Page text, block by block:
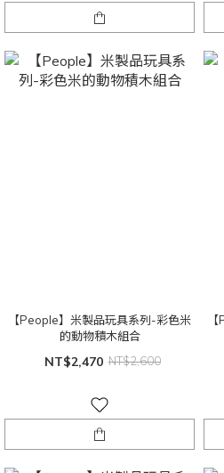
【People】米製品玩具系列-彩色米
的動物積木組合
NT$2,470 NT$2,600